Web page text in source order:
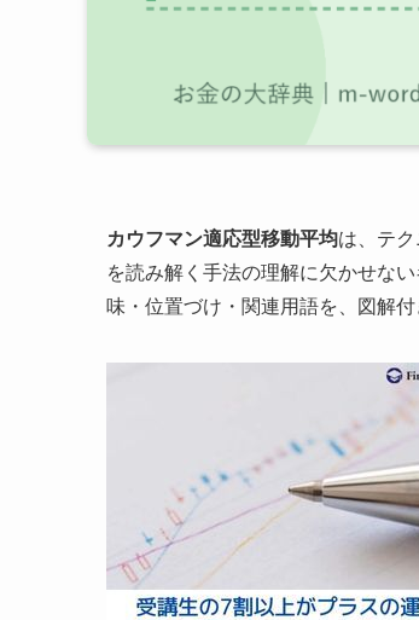
カウフマン適応型移動平均は、テ
を読み解く手法の理解に欠かせな
味・位置づけ・関連用語を、図解